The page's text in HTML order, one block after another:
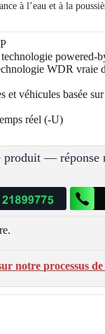
à l’eau et à la
powered-
WDR vraie
véhicules basée sur
réel (-U)
produit — réponse
notre processus de